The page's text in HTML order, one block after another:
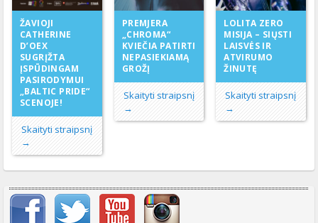
ŽAVIOJI
CATHERINE
D’OEX
SUGRĮŽTA
ĮSPŪDINGAM
PASIRODYMUI
„BALTIC PRIDE“
SCENOJE!
Skaityti straipsnį
→
PREMJERA
„CHROMA“
KVIEČIA PATIRTI
NEPASIEKIAMĄ
GROŽĮ
Skaityti straipsnį
→
LOLITA ZERO
MISIJA – SIŲSTI
LAISVĖS IR
ATVIRUMO
ŽINUTĘ
Skaityti straipsnį
→
Svarbių įrašų meniu